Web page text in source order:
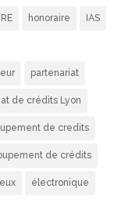
honoraire IAS
partenariat
de crédits Lyon
de credits
de crédits
électronique